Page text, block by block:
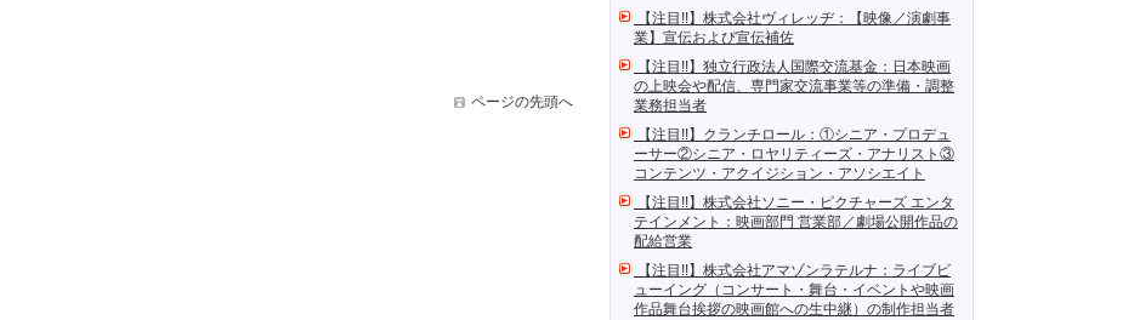
【注目!!】株式会社ヴィレッヂ：【映像／演劇事
業】宣伝および宣伝補佐
【注目!!】独立行政法人国際交流基金：日本映画
の上映会や配信、専門家交流事業等の準備・調整
業務担当者
【注目!!】クランチロール：①シニア・プロデュ
ーサー②シニア・ロヤリティーズ・アナリスト③
コンテンツ・アクイジション・アソシエイト
【注目!!】株式会社ソニー・ピクチャーズ エンタ
テインメント：映画部門 営業部／劇場公開作品の
配給営業
【注目!!】株式会社アマゾンラテルナ：ライブビ
ューイング（コンサート・舞台・イベントや映画
作品舞台挨拶の映画館への生中継）の制作担当者
ページの先頭へ